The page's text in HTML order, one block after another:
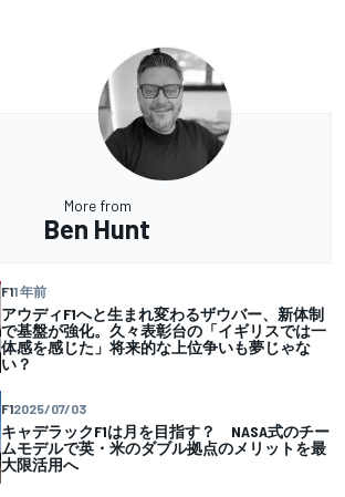
More from
Ben Hunt
F11 年前
アウディF1へと生まれ変わるザウバー、新体制
で基盤が強化。久々表彰台の「イギリスでは一
体感を感じた」将来的な上位争いも夢じゃな
い？
F12025/07/03
キャデラックF1は月を目指す？ NASA式のチー
ムモデルで英・米のダブル拠点のメリットを最
大限活用へ